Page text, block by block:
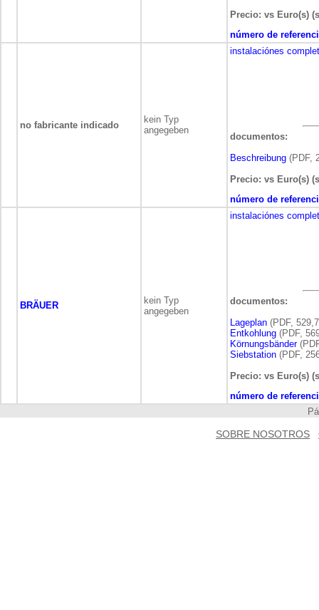
Precio: vs Euro(s)
número de
no fabricante indicado
kein Typ
angegeben
instalaciónes
documentos:
Beschreibung (PDF,
Precio: vs Euro(s)
número de
BRÄUER
kein Typ
angegeben
instalaciónes
documentos:
Lageplan (PDF,
Entkohlung (PDF,
Körnungsbänder
Siebstation (PDF,
Precio: vs Euro(s)
número de
SOBRE NOSOTROS